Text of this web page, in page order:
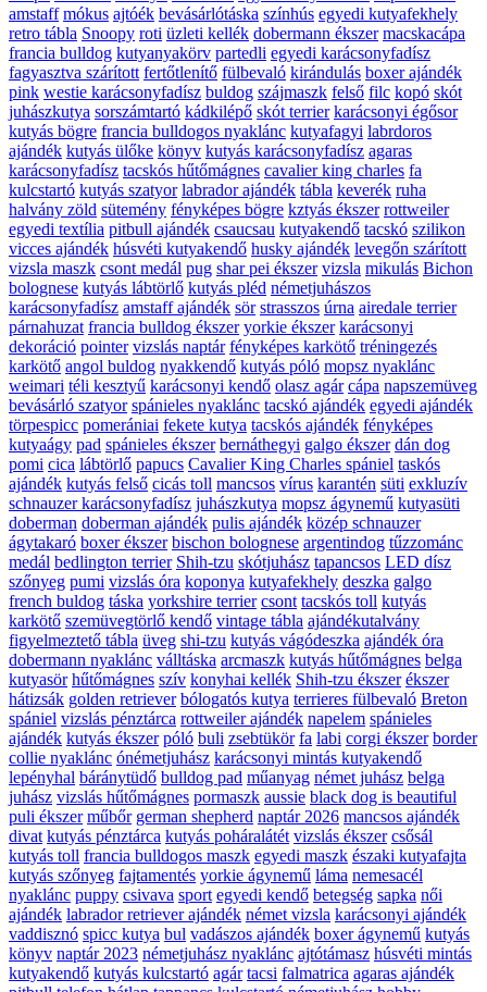
amstaff mókus ajtóék bevásárlótáska színhús egyedi kutyafekhely
retro tábla Snoopy roti üzleti kellék dobermann ékszer macskacápa
francia bulldog kutyanyakörv partedli egyedi karácsonyfadísz
fagyasztva szárított fertőtlenítő fülbevaló kirándulás boxer ajándék
pink westie karácsonyfadísz buldog szájmaszk felső filc kopó skót
juhászkutya sorszámtartó kádkilépő skót terrier karácsonyi égősor
kutyás bögre francia bulldogos nyaklánc kutyafagyi labrdoros
ajándék kutyás ülőke könyv kutyás karácsonyfadísz agaras
karácsonyfadísz tacskós hűtőmágnes cavalier king charles fa
kulcstartó kutyás szatyor labrador ajándék tábla keverék ruha
halvány zöld sütemény fényképes bögre kztyás ékszer rottweiler
egyedi textília pitbull ajándék csaucsau kutyakendő tacskó szilikon
vicces ajándék húsvéti kutyakendő husky ajándék levegőn szárított
vizsla maszk csont medál pug shar pei ékszer vizsla mikulás Bichon
bolognese kutyás lábtörlő kutyás pléd németjuhászos
karácsonyfadísz amstaff ajándék sör strasszos úrna airedale terrier
párnahuzat francia bulldog ékszer yorkie ékszer karácsonyi
dekoráció pointer vizslás naptár fényképes karkötő tréningezés
karkötő angol buldog nyakkendő kutyás póló mopsz nyaklánc
weimari téli kesztyű karácsonyi kendő olasz agár cápa napszemüveg
bevásárló szatyor spánieles nyaklánc tacskó ajándék egyedi ajándék
törpespicc pomerániai fekete kutya tacskós ajándék fényképes
kutyaágy pad spánieles ékszer bernáthegyi galgo ékszer dán dog
pomi cica lábtörlő papucs Cavalier King Charles spániel taskós
ajándék kutyás felső cicás toll mancsos vírus karantén süti exkluzív
schnauzer karácsonyfadísz juhászkutya mopsz ágynemű kutyasüti
doberman doberman ajándék pulis ajándék közép schnauzer
ágytakaró boxer ékszer bischon bolognese argentindog tűzzománc
medál bedlington terrier Shih-tzu skótjuhász tapancsos LED dísz
szőnyeg pumi vizslás óra koponya kutyafekhely deszka galgo
french buldog táska yorkshire terrier csont tacskós toll kutyás
karkötő szemüvegtörlő kendő vintage tábla ajándékutalvány
figyelmeztető tábla üveg shi-tzu kutyás vágódeszka ajándék óra
dobermann nyaklánc válltáska arcmaszk kutyás hűtőmágnes belga
kutyasör hűtőmágnes szív konyhai kellék Shih-tzu ékszer ékszer
hátizsák golden retriever bólogatós kutya terrieres fülbevaló Breton
spániel vizslás pénztárca rottweiler ajándék napelem spánieles
ajándék kutyás ékszer póló buli zsebtükör fa labi corgi ékszer border
collie nyaklánc ónémetjuhász karácsonyi mintás kutyakendő
lepényhal báránytüdő bulldog pad műanyag német juhász belga
juhász vizslás hűtőmágnes pormaszk aussie black dog is beautiful
puli ékszer műbőr german shepherd naptár 2026 mancsos ajándék
divat kutyás pénztárca kutyás poháralátét vizslás ékszer csősál
kutyás toll francia bulldogos maszk egyedi maszk északi kutyafajta
kutyás szőnyeg fajtamentés yorkie ágynemű láma nemesacél
nyaklánc puppy csivava sport egyedi kendő betegség sapka női
ajándék labrador retriever ajándék német vizsla karácsonyi ajándék
vaddisznó spicc kutya bul vadászos ajándék boxer ágynemű kutyás
könyv naptár 2023 németjuhász nyaklánc ajtótámasz húsvéti mintás
kutyakendő kutyás kulcstartó agár tacsi falmatrica agaras ajándék